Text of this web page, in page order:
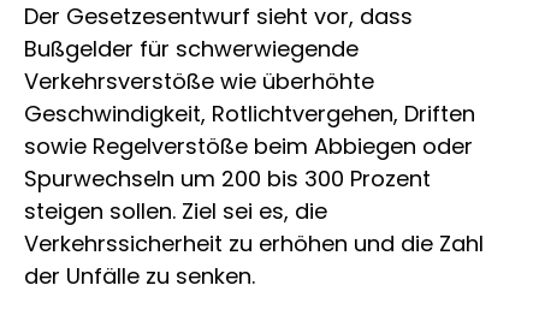
Der Gesetzesentwurf sieht vor, dass
Bußgelder für schwerwiegende
Verkehrsverstöße wie überhöhte
Geschwindigkeit, Rotlichtvergehen, Driften
sowie Regelverstöße beim Abbiegen oder
Spurwechseln um 200 bis 300 Prozent
steigen sollen. Ziel sei es, die
Verkehrssicherheit zu erhöhen und die Zahl
der Unfälle zu senken.